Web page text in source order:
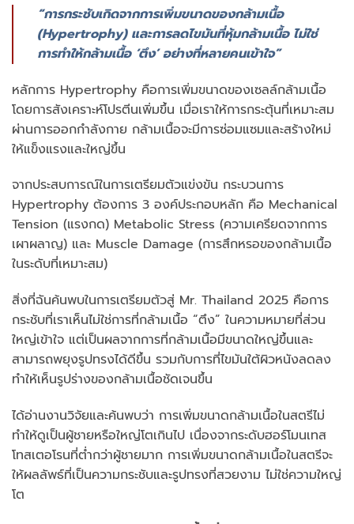
“การกระชับเกิดจากการเพิ่มขนาดของกล้ามเนื้อ
(Hypertrophy) และการลดไขมันที่หุ้มกล้ามเนื้อ ไม่ใช่
การทำให้กล้ามเนื้อ ‘ตึง’ อย่างที่หลายคนเข้าใจ”
หลักการ Hypertrophy คือการเพิ่มขนาดของเซลล์กล้ามเนื้อ
โดยการสังเคราะห์โปรตีนเพิ่มขึ้น เมื่อเราให้การกระตุ้นที่เหมาะสม
ผ่านการออกกำลังกาย กล้ามเนื้อจะมีการซ่อมแซมและสร้างใหม่
ให้แข็งแรงและใหญ่ขึ้น
จากประสบการณ์ในการเตรียมตัวแข่งขัน กระบวนการ
Hypertrophy ต้องการ 3 องค์ประกอบหลัก คือ Mechanical
Tension (แรงกด) Metabolic Stress (ความเครียดจากการ
เผาผลาญ) และ Muscle Damage (การสึกหรอของกล้ามเนื้อ
ในระดับที่เหมาะสม)
สิ่งที่ฉันค้นพบในการเตรียมตัวสู่ Mr. Thailand 2025 คือการ
กระชับที่เราเห็นไม่ใช่การที่กล้ามเนื้อ “ตึง” ในความหมายที่ส่วน
ใหญ่เข้าใจ แต่เป็นผลจากการที่กล้ามเนื้อมีขนาดใหญ่ขึ้นและ
สามารถพยุงรูปทรงได้ดีขึ้น รวมกับการที่ไขมันใต้ผิวหนังลดลง
ทำให้เห็นรูปร่างของกล้ามเนื้อชัดเจนขึ้น
ได้อ่านงานวิจัยและค้นพบว่า การเพิ่มขนาดกล้ามเนื้อในสตรีไม่
ทำให้ดูเป็นผู้ชายหรือใหญ่โตเกินไป เนื่องจากระดับฮอร์โมนเทส
โทสเตอโรนที่ต่ำกว่าผู้ชายมาก การเพิ่มขนาดกล้ามเนื้อในสตรีจะ
ให้ผลลัพธ์ที่เป็นความกระชับและรูปทรงที่สวยงาม ไม่ใช่ความใหญ่
โต